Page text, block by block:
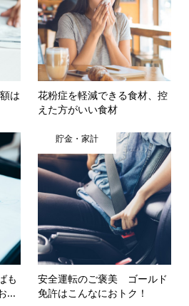
は
花粉症を軽減できる食材、控
えた方がいい食材
も
...
貯金・家計
安全運転のご褒美 ゴールド
免許はこんなにおトク！